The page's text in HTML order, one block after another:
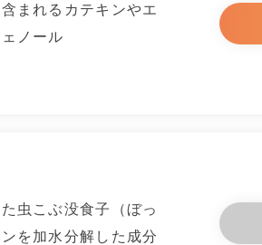
まれるカテキンやエ
ノール
虫こぶ没食子（ぼっ
を加水分解した成分